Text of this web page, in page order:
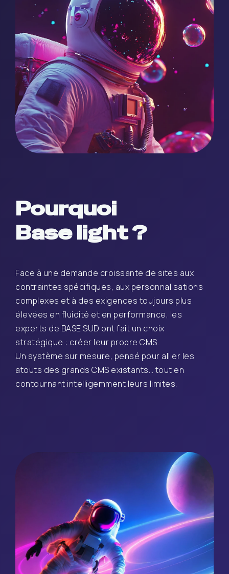
Pourquoi
Base light ?
Face à une demande croissante de sites aux
contraintes spécifiques, aux personnalisations
complexes et à des exigences toujours plus
élevées en fluidité et en performance, les
experts de BASE SUD ont fait un choix
stratégique : créer leur propre CMS.
Un système sur mesure, pensé pour allier les
atouts des grands CMS existants… tout en
contournant intelligemment leurs limites.